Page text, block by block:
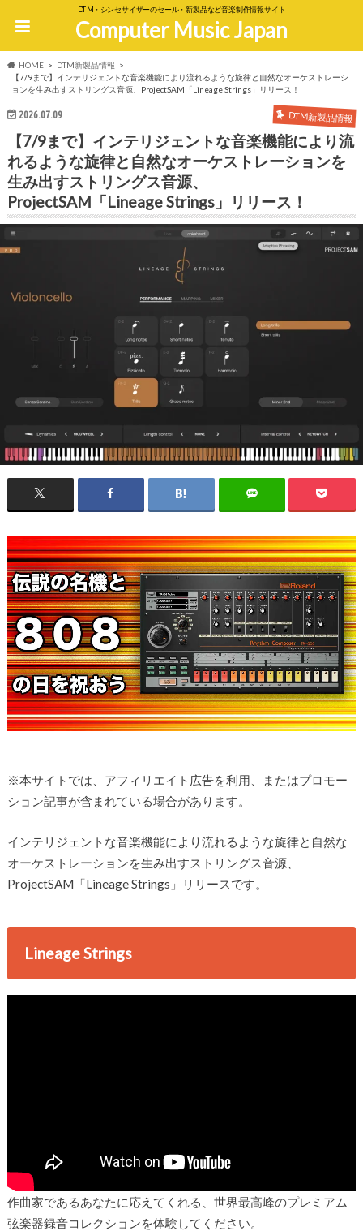
DTM・シンセサイザーのセール・新製品など音楽制作情報サイト
Computer Music Japan
HOME
DTM新製品情報
【7/9まで】インテリジェントな音楽機能により流れるような旋律と自然なオーケストレーシ
ョンを生み出すストリングス音源、ProjectSAM「Lineage Strings」リリース！
2026.07.09 DTM新製品情報
【7/9まで】インテリジェントな音楽機能により流
れるような旋律と自然なオーケストレーションを
生み出すストリングス音源、
ProjectSAM「Lineage Strings」リリース！
※本サイトでは、アフィリエイト広告を利用、またはプロモー
ション記事が含まれている場合があります。
インテリジェントな音楽機能により流れるような旋律と自然な
オーケストレーションを生み出すストリングス音源、
ProjectSAM「Lineage Strings」リリースです。
Lineage Strings
作曲家であるあなたに応えてくれる、世界最高峰のプレミアム
弦楽器録音コレクションを体験してください。